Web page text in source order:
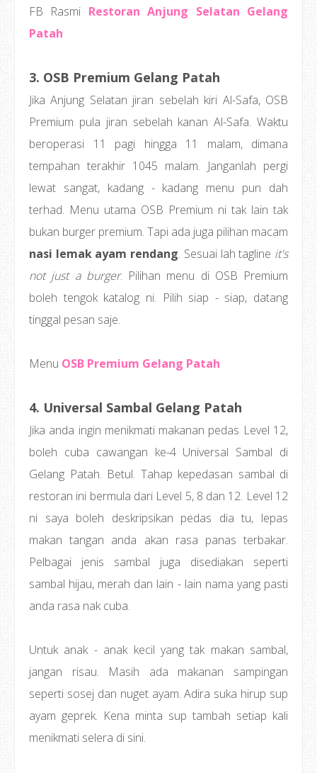
FB Rasmi Restoran Anjung Selatan Gelang
Patah
3. OSB Premium Gelang Patah
Jika Anjung Selatan jiran sebelah kiri Al-Safa, OSB
Premium pula jiran sebelah kanan Al-Safa. Waktu
beroperasi 11 pagi hingga 11 malam, dimana
tempahan terakhir 1045 malam. Janganlah pergi
lewat sangat, kadang - kadang menu pun dah
terhad. Menu utama OSB Premium ni tak lain tak
bukan burger premium. Tapi ada juga pilihan macam
nasi lemak ayam rendang. Sesuai lah tagline it's
not just a burger. Pilihan menu di OSB Premium
boleh tengok katalog ni. Pilih siap - siap, datang
tinggal pesan saje.
Menu OSB Premium Gelang Patah
4. Universal Sambal Gelang Patah
Jika anda ingin menikmati makanan pedas Level 12,
boleh cuba cawangan ke-4 Universal Sambal di
Gelang Patah. Betul. Tahap kepedasan sambal di
restoran ini bermula dari Level 5, 8 dan 12. Level 12
ni saya boleh deskripsikan pedas dia tu, lepas
makan tangan anda akan rasa panas terbakar.
Pelbagai jenis sambal juga disediakan seperti
sambal hijau, merah dan lain - lain nama yang pasti
anda rasa nak cuba.
Untuk anak - anak kecil yang tak makan sambal,
jangan risau. Masih ada makanan sampingan
seperti sosej dan nuget ayam. Adira suka hirup sup
ayam geprek. Kena minta sup tambah setiap kali
menikmati selera di sini.